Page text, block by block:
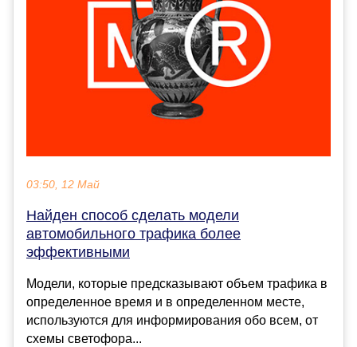
03:50, 12 Май
Найден способ сделать модели
автомобильного трафика более
эффективными
Модели, которые предсказывают объем трафика в
определенное время и в определенном месте,
используются для информирования обо всем, от
схемы светофора...